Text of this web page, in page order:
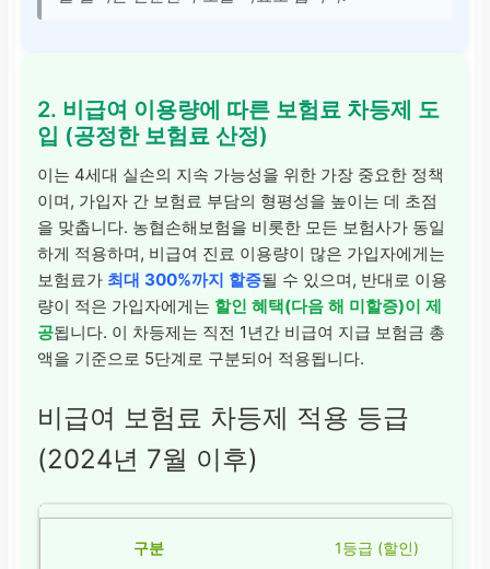
2. 비급여 이용량에 따른 보험료 차등제 도
입 (공정한 보험료 산정)
이는 4세대 실손의 지속 가능성을 위한 가장 중요한 정책
이며, 가입자 간 보험료 부담의 형평성을 높이는 데 초점
을 맞춥니다. 농협손해보험을 비롯한 모든 보험사가 동일
하게 적용하며, 비급여 진료 이용량이 많은 가입자에게는
보험료가 최대 300%까지 할증될 수 있으며, 반대로 이용
량이 적은 가입자에게는 할인 혜택(다음 해 미할증)이 제
공됩니다. 이 차등제는 직전 1년간 비급여 지급 보험금 총
액을 기준으로 5단계로 구분되어 적용됩니다.
비급여 보험료 차등제 적용 등급
(2024년 7월 이후)
1등급 (할인)